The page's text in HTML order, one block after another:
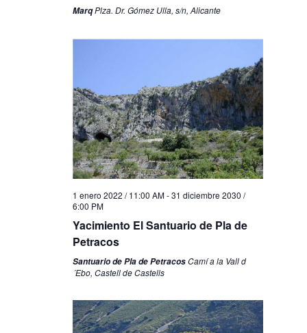
MarqPlza. Dr. Gómez Ulla, s/n, Alicante
1 enero 2022 / 11:00 AM-31 diciembre 2030 /
6:00 PM
Yacimiento El Santuario de Pla de
Petracos
Santuario de Pla de PetracosCamí a la Vall d
´Ebo, Castell de Castells